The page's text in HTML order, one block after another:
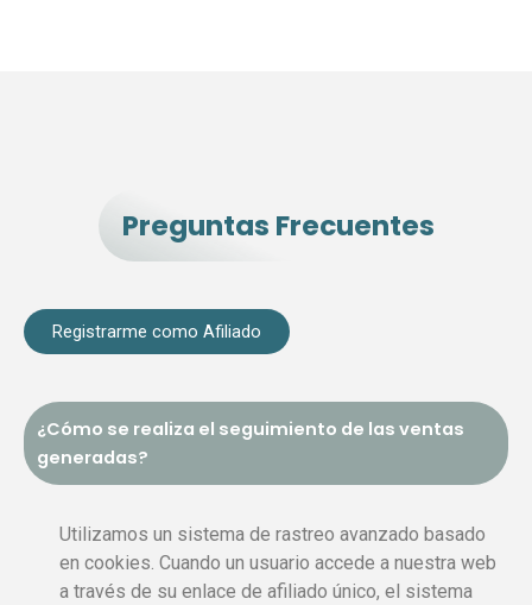
Preguntas Frecuentes
Registrarme como Afiliado
¿Cómo se realiza el seguimiento de las ventas
generadas?
Utilizamos un sistema de rastreo avanzado basado
en cookies. Cuando un usuario accede a nuestra web
a través de su enlace de afiliado único, el sistema